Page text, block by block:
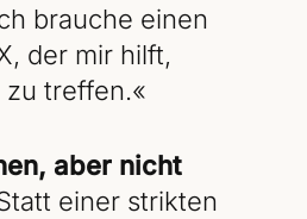
brauche einen
der mir hilft,
zu treffen.«
aber nicht
einer strikten